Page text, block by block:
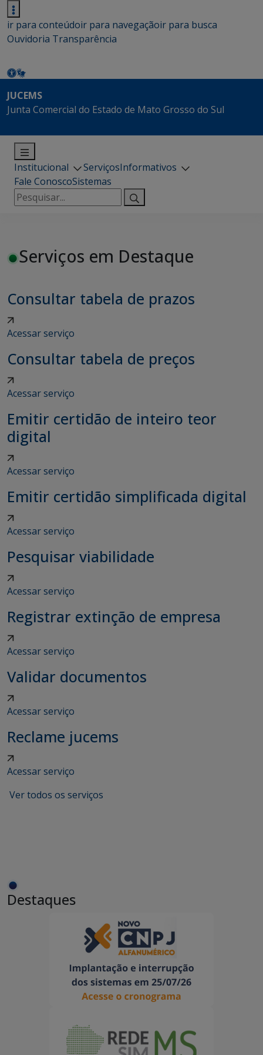
ir para conteúdoir para navegaçãoir para busca
Ouvidoria Transparência
JUCEMS
Junta Comercial do Estado de Mato Grosso do Sul
Institucional ServiçosInformativos
Fale ConoscoSistemas
Pesquisar
por:
Serviços em Destaque
Consultar tabela de prazos
Acessar serviço
Consultar tabela de preços
Acessar serviço
Emitir certidão de inteiro teor
digital
Acessar serviço
Emitir certidão simplificada digital
Acessar serviço
Pesquisar viabilidade
Acessar serviço
Registrar extinção de empresa
Acessar serviço
Validar documentos
Acessar serviço
Reclame jucems
Acessar serviço
Ver todos os serviços
Destaques